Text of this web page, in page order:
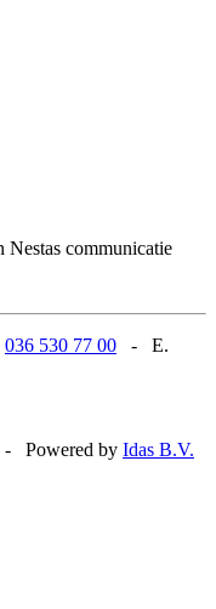
036 530 77 00 - E.
- Powered by Idas B.V.